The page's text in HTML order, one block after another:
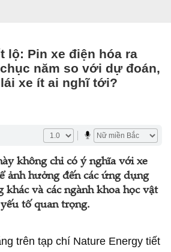
lộ: Pin xe điện hóa ra
năm so với dự đoán,
xe ít ai nghĩ tới?
không chỉ có ý nghĩa với xe
ảnh hưởng đến các ứng dụng
và các ngành khoa học vật
tố quan trọng.
trên tạp chí Nature Energy tiết